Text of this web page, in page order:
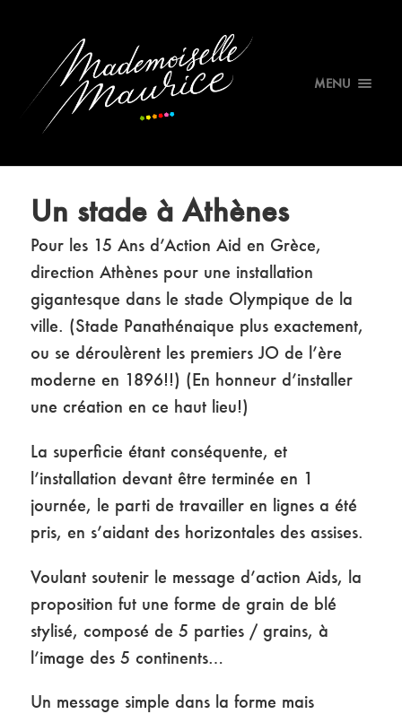
MENU
Un stade à Athènes
Pour les 15 Ans d’Action Aid en Grèce,
direction Athènes pour une installation
gigantesque dans le stade Olympique de la
ville. (Stade Panathénaique plus exactement,
ou se déroulèrent les premiers JO de l’ère
moderne en 1896!!) (En honneur d’installer
une création en ce haut lieu!)
La superficie étant conséquente, et
l’installation devant être terminée en 1
journée, le parti de travailler en lignes a été
pris, en s’aidant des horizontales des assises.
Voulant soutenir le message d’action Aids, la
proposition fut une forme de grain de blé
stylisé, composé de 5 parties / grains, à
l’image des 5 continents…
Un message simple dans la forme mais